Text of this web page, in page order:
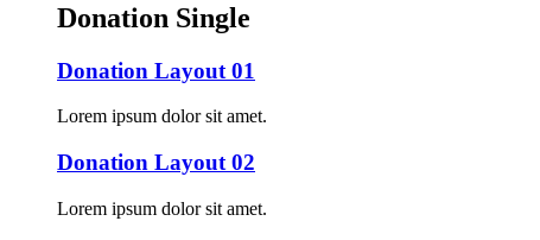
Donation Single
Donation Layout 01
Lorem ipsum dolor sit amet.
Donation Layout 02
Lorem ipsum dolor sit amet.